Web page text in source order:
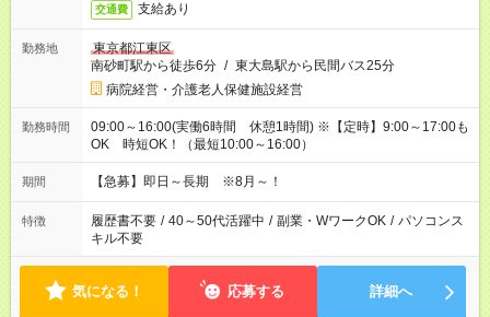
交通費 支給あり
勤務地
東京都江東区
南砂町駅から徒歩6分 / 東大島駅から民間バス25分
病院経営・介護老人保健施設経営
勤務時間
09:00～16:00(実働6時間 休憩1時間) ※【定時】9:00～17:00も
OK 時短OK！（最短10:00～16:00）
期間 【急募】即日～長期 ※8月～！
特徴 履歴書不要 / 40～50代活躍中 / 副業・WワークOK / パソコンス
キル不要
気になる！ 応募する 詳細へ